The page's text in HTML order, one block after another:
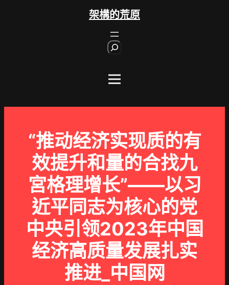
架構的荒原
“推动经济实现质的有
效提升和量的合找九
宮格理增长”——以习
近平同志为核心的党
中央引领2023年中国
经济高质量发展扎实
推进_中国网